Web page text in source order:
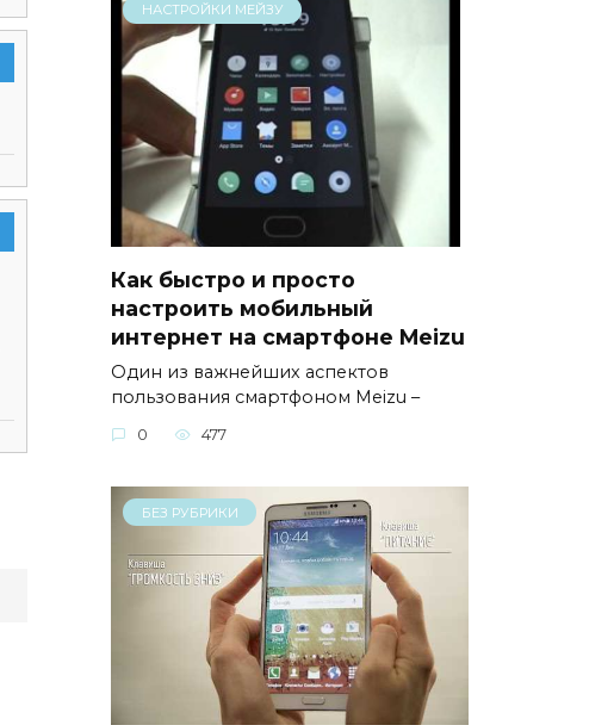
НАСТРОЙКИ МЕЙЗУ
Как быстро и просто
настроить мобильный
интернет на смартфоне Meizu
Один из важнейших аспектов
пользования смартфоном Meizu –
0 477
БЕЗ РУБРИКИ